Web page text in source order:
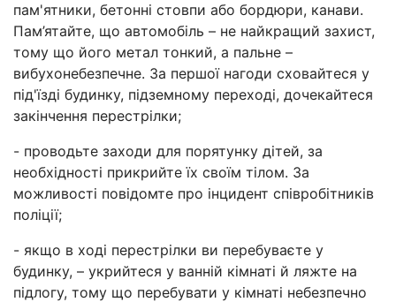
пам'ятники, бетонні стовпи або бордюри, канави.
Пам’ятайте, що автомобіль – не найкращий захист,
тому що його метал тонкий, а пальне –
вибухонебезпечне. За першої нагоди сховайтеся у
під'їзді будинку, підземному переході, дочекайтеся
закінчення перестрілки;
- проводьте заходи для порятунку дітей, за
необхідності прикрийте їх своїм тілом. За
можливості повідомте про інцидент співробітників
поліції;
- якщо в ході перестрілки ви перебуваєте у
будинку, – укрийтеся у ванній кімнаті й ляжте на
підлогу, тому що перебувати у кімнаті небезпечно